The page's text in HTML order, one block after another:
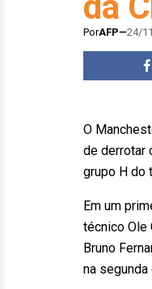
PorAFP 24/
O
de derrotar
grupo H do
Em um
técnico Ole
Bruno
na